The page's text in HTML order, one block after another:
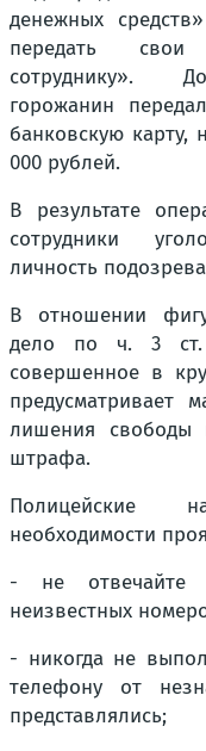
денежных
передать свои
сотруднику».
горожанин
банковскую карту,
000 рублей.
В результате
сотрудники
личность
В отношении
дело по ч. 3 ст.
совершенное в
предусматривает
лишения
штрафа.
Полицейские
необходимости
- не
неизвестных
- никогда не
телефону от
представлялись;